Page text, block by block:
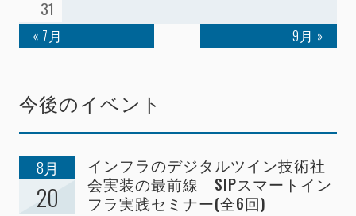
31
« 7月 9月 »
今後のイベント
8月
20
インフラのデジタルツイン技術社
会実装の最前線 SIPスマートイン
フラ実践セミナー(全6回)